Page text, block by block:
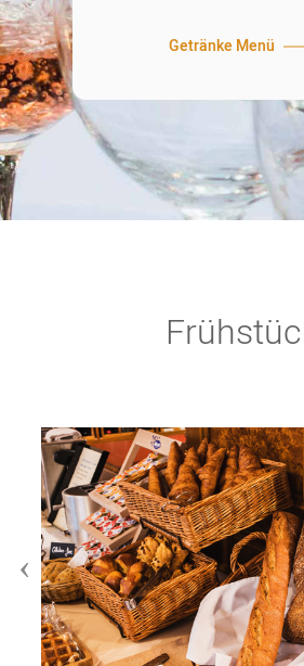
Getränke Menü